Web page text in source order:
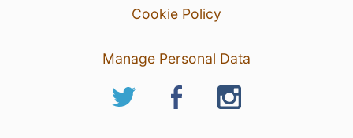
Cookie Policy
Manage Personal Data